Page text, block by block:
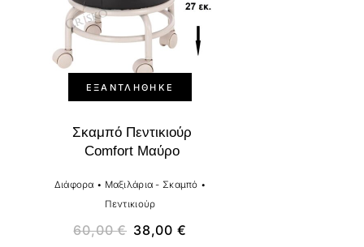
ΕΞΑΝΤΛΉΘΗΚΕ
Σκαμπό Πεντικιούρ
Comfort Μαύρο
Διάφορα • Μαξιλάρια - Σκαμπό •
Πεντικιούρ
60,00€ 38,00 €